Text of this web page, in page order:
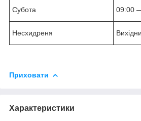
Субота 09:00
Несхидреня
Приховати
Характеристики